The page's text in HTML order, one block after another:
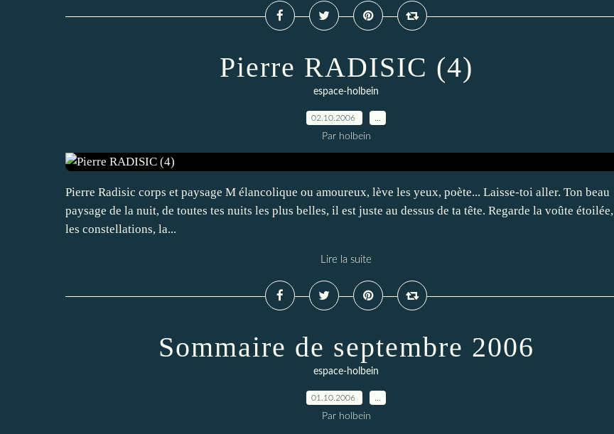
Pierre RADISIC (4)
espace-holbein
02.10.2006
Par holbein
Pierre Radisic corps et paysage M élancolique ou amoureux, lève les yeux, poète... Laisse-toi aller. Ton beau
paysage de la nuit, de toutes tes nuits les plus belles, il est juste au dessus de ta tête. Regarde la voûte étoilée,
les constellations, la...
Lire la suite
Sommaire de septembre 2006
espace-holbein
01.10.2006
Par holbein